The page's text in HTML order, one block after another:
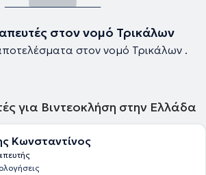
στον νομό Τρικάλων
στον νομό Τρικάλων .
για Βιντεοκλήση στην Ελλάδα
Κωνσταντίνος